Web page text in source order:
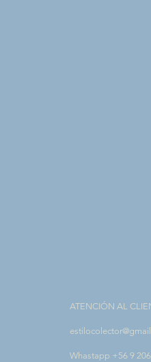
ATENCIÓN AL
Whastapp +56 9